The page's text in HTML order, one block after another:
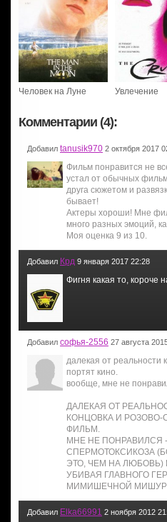
Человек на Луне Увлечение
Комментарии (4):
Добавил tanusik970 2 октября 2017
Фильм понравится не
устал от обычных
друга сюжетом и
бывает!
Актеры хороши! Мне
много разных эмоций,
Моя оценка 9 из 10.
Добавил Крд 9 января 2017 22:28
Фигня какая то, короче
Добавил софья-2556 27 августа
далекая от реальности
портят кино.
вообще, мне не
ДАЛЕКАЯ ОТ
КОНЦОВКА И
ФИЛЬМ.
МНЕ НЕ ПОНРАВИЛСЯ
СПЕРМОТОКСИКОЗА
ЭТО, ЧЕМ НА
УБИВАЯ ГЛАВНОГО
МИМИШЕЧНОЙ
Добавил Elka66991 2 ноября 2012